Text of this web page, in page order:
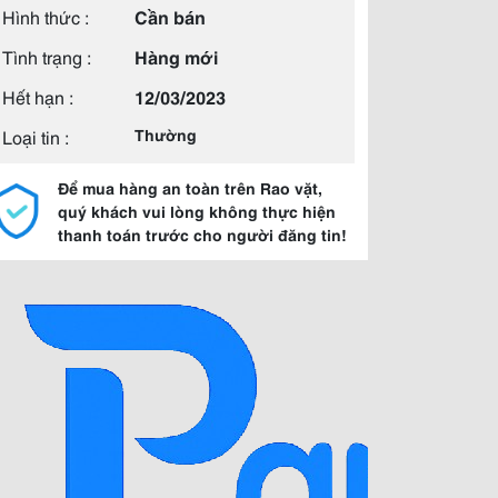
Hình thức :
Cần bán
Tình trạng :
Hàng mới
Hết hạn :
12/03/2023
Loại tin :
Thường
Để mua hàng an toàn trên Rao vặt,
quý khách vui lòng không thực hiện
thanh toán trước cho người đăng tin!